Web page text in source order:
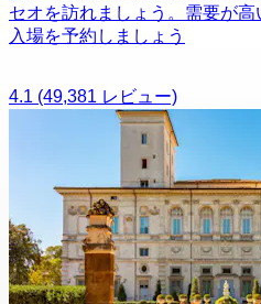
セオを訪れましょう。需要が
入場を予約しましょう
4.1 (49,381 レビュー)